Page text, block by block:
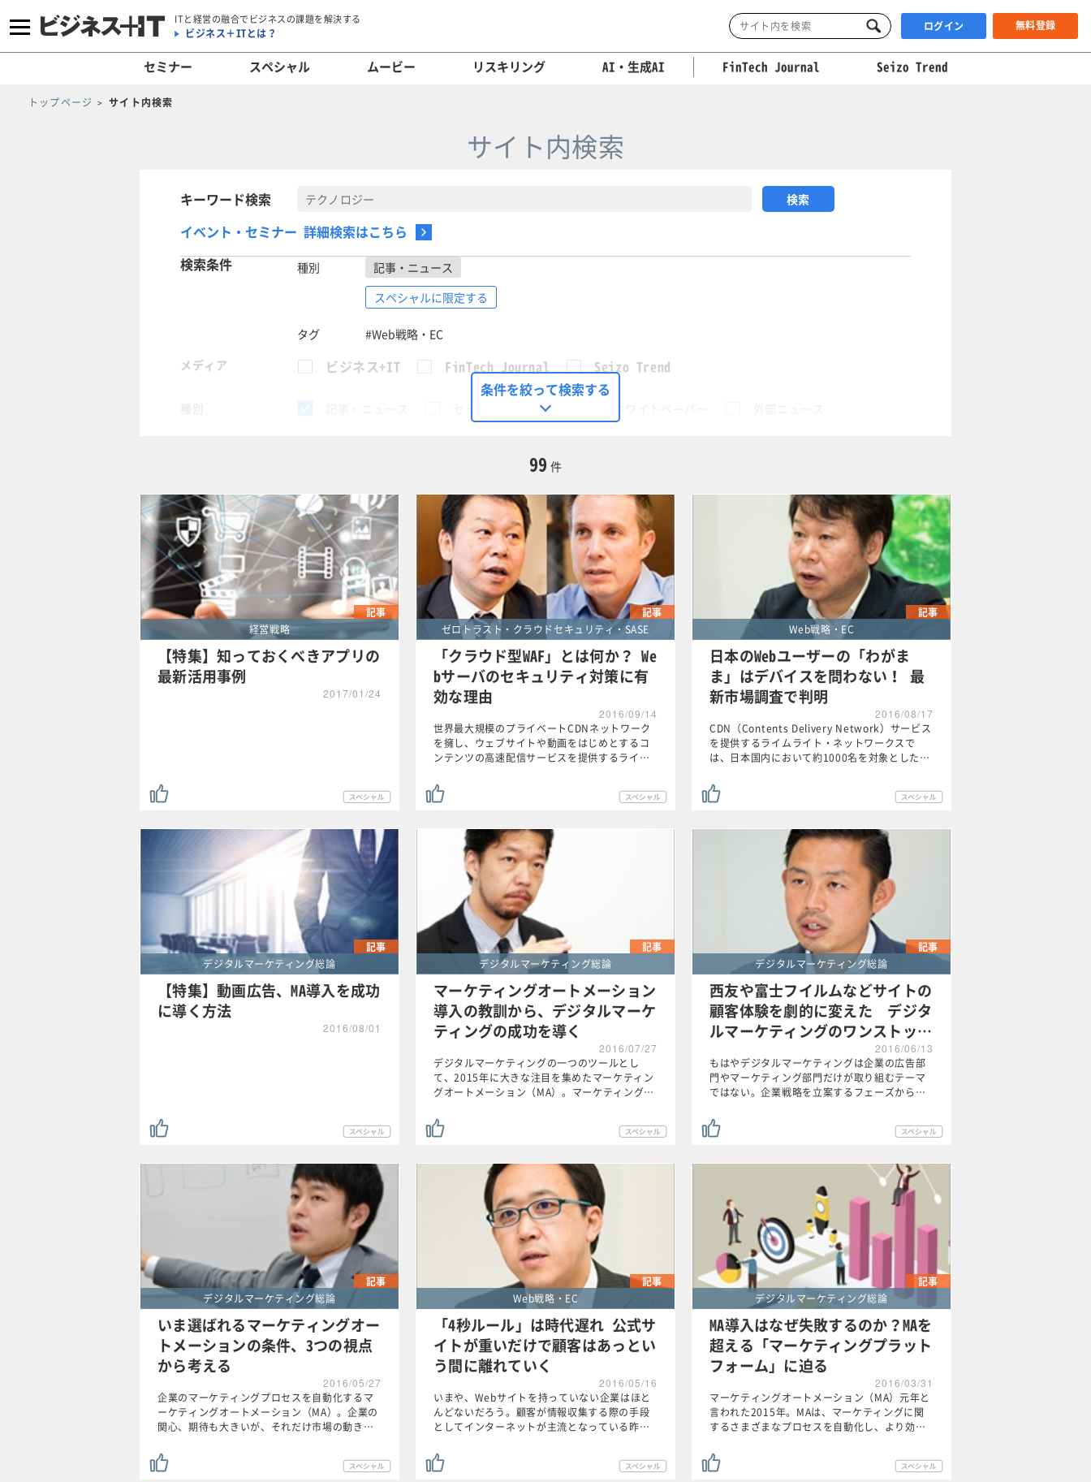
ITと経営の融合でビジネスの課題を解決する
ビジネス＋ITとは？ ログイン 無料登録
セミナー スペシャル ムービー リスキリング AI・生成AI FinTech Journal Seizo Trend
トップページ サイト内検索
サイト内検索
キーワード検索
イベント・セミナー 詳細検索はこちら
検索条件
種別
記事・ニュース
スペシャルに限定する
タグ
#Web戦略・EC
メディア
ビジネス+IT FinTech Journal Seizo Trend
動画
タグ ×
× Web戦略・EC
クリア この条件で検索する
条件を絞って検索する
99 件
記事
経営戦略
【特集】知っておくべきアプリの
最新活用事例
2017/01/24
記事
ゼロトラスト・クラウドセキュリティ・SASE
「クラウド型WAF」とは何か？ We
bサーバのセキュリティ対策に有
効な理由
2016/09/14
世界最大規模のプライベートCDNネットワーク
を擁し、ウェブサイトや動画をはじめとするコ
ンテンツの高速配信サービスを提供するライ…
記事
Web戦略・EC
日本のWebユーザーの「わがま
ま」はデバイスを問わない！ 最
新市場調査で判明
2016/08/17
CDN（Contents Delivery Network）サービス
を提供するライムライト・ネットワークスで
は、日本国内において約1000名を対象とした…
記事
デジタルマーケティング総論
【特集】動画広告、MA導入を成功
に導く方法
2016/08/01
記事
デジタルマーケティング総論
マーケティングオートメーション
導入の教訓から、デジタルマーケ
ティングの成功を導く
2016/07/27
デジタルマーケティングの一つのツールとし
て、2015年に大きな注目を集めたマーケティン
グオートメーション（MA）。マーケティング…
記事
デジタルマーケティング総論
西友や富士フイルムなどサイトの
顧客体験を劇的に変えた デジタ
ルマーケティングのワンストッ…
2016/06/13
もはやデジタルマーケティングは企業の広告部
門やマーケティング部門だけが取り組むテーマ
ではない。企業戦略を立案するフェーズから…
記事
デジタルマーケティング総論
いま選ばれるマーケティングオー
トメーションの条件、3つの視点
から考える
2016/05/27
企業のマーケティングプロセスを自動化するマ
ーケティングオートメーション（MA）。企業の
関心、期待も大きいが、それだけ市場の動き…
記事
Web戦略・EC
「4秒ルール」は時代遅れ 公式サ
イトが重いだけで顧客はあっとい
う間に離れていく
2016/05/16
いまや、Webサイトを持っていない企業はほと
んどないだろう。顧客が情報収集する際の手段
としてインターネットが主流となっている昨…
記事
デジタルマーケティング総論
MA導入はなぜ失敗するのか？MAを
超える「マーケティングプラット
フォーム」に迫る
2016/03/31
マーケティングオートメーション（MA）元年と
言われた2015年。MAは、マーケティングに関
するさまざまなプロセスを自動化し、より効…